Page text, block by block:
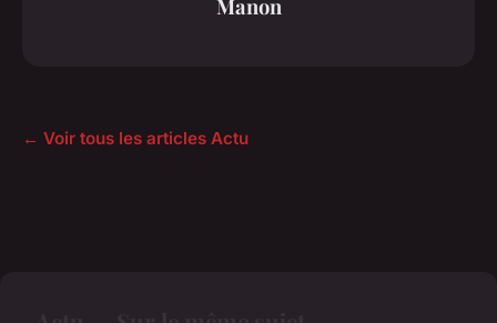
Manon
← Voir tous les articles Actu